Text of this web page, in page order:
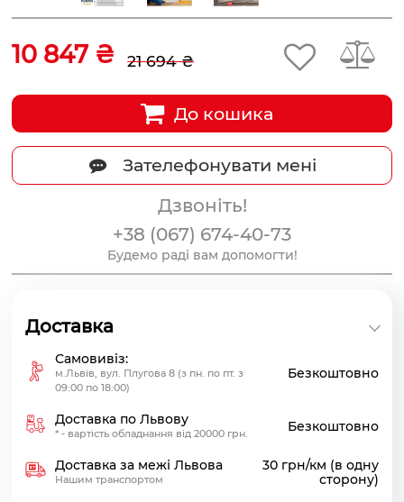
10 847 ₴ 21 694 ₴
До кошика
Зателефонувати мені
Дзвоніть!
+38 (067) 674-40-73
Будемо раді вам допомогти!
Доставка
Самовивіз:
м.Львів, вул. Плугова 8 (з пн. по пт. з
09:00 по 18:00)
Безкоштовно
Доставка по Львову
* - вартість обладнання від 20000 грн. Безкоштовно
Доставка за межі Львова
Нашим транспортом
30 грн/км (в одну
сторону)